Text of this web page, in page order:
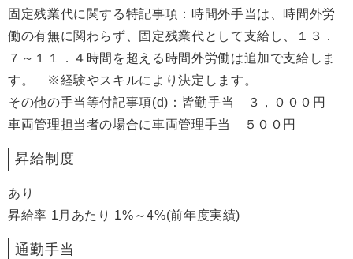
固定残業代に関する特記事項：時間外手当は、時間外労
働の有無に関わらず、固定残業代として支給し、１３．
７～１１．４時間を超える時間外労働は追加で支給しま
す。 ※経験やスキルにより決定します。
その他の手当等付記事項(d)：皆勤手当 ３，０００円
車両管理担当者の場合に車両管理手当 ５００円
昇給制度
あり
昇給率 1月あたり 1%～4%(前年度実績)
通勤手当